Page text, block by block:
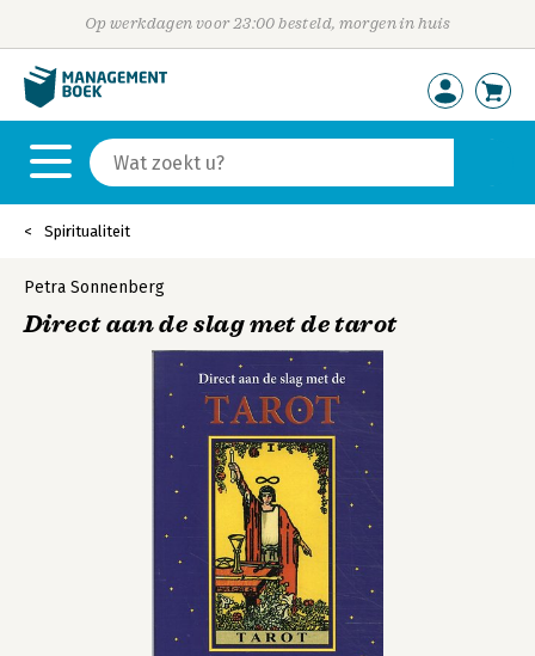
Op werkdagen voor 23:00 besteld, morgen in huis
Spiritualiteit
Petra Sonnenberg
Direct aan de slag met de tarot